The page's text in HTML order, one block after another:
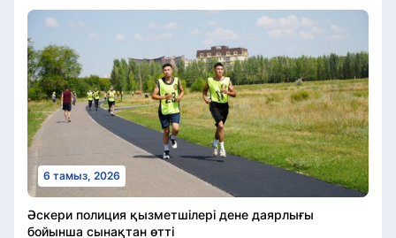
6 тамыз, 2026
Әскери полиция қызметшілері дене даярлығы
бойынша сынақтан өтті